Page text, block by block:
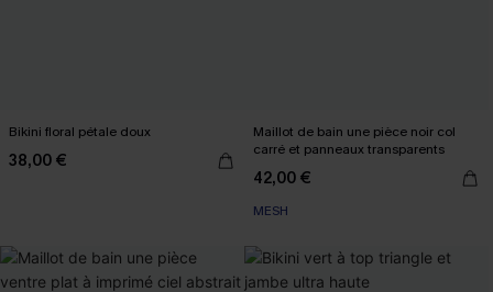
Bikini floral pétale doux
38,00 €
Maillot de bain une pièce noir col
carré et panneaux transparents
42,00 €
MESH